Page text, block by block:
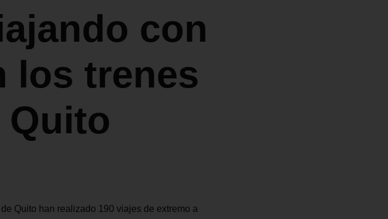
con
los trenes
Quito
Quito han realizado 190 viajes de extremo a